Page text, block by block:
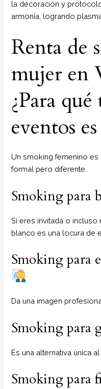
la decoración y
armonía, logrando
Renta de
mujer en
¿Para
eventos
Un smoking femenino
formal pero diferente.
Smoking para
Si eres invitada o incluso
blanco es una locura de
Smoking para
Da una imagen
Smoking para
Es una alternativa única
Smoking para